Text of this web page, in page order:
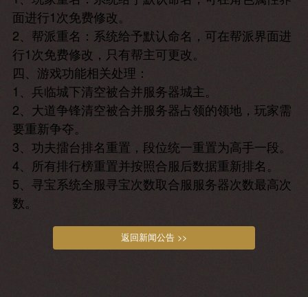
面进行1次免费修改。
2、帮派重名：系统给予默认命名，可在帮派界面进
行1次免费修改，只有帮主可更改。
四、游戏功能相关处理：
1、兵临城下清空被合并服务器城主。
2、大道争锋清空被合并服务器占领的领地，玩家需
要重新争夺。
3、功夫擂台排名重置，段位统一重置为高手一段。
4、所有排行榜重置并按照合服后数据重新排名。
5、寻宝系统全服寻宝次数取合服服务器次数最高次
数。
返回新闻公告 >>